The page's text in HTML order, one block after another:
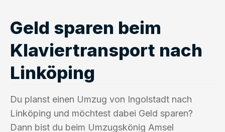
Geld sparen beim
Klaviertransport nach
Linköping
Du planst einen Umzug von Ingolstadt nach
Linköping und möchtest dabei Geld sparen?
Dann bist du beim Umzugskönig Amsel